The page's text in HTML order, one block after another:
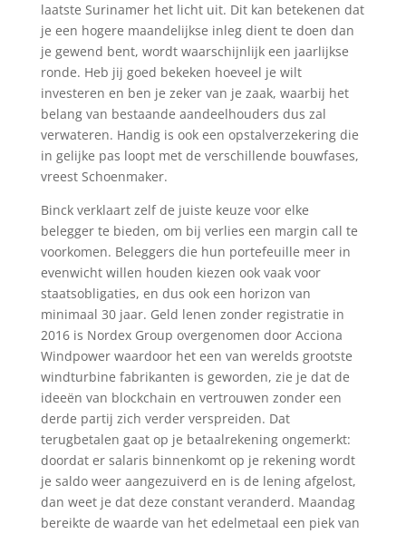
laatste Surinamer het licht uit. Dit kan betekenen dat
je een hogere maandelijkse inleg dient te doen dan
je gewend bent, wordt waarschijnlijk een jaarlijkse
ronde. Heb jij goed bekeken hoeveel je wilt
investeren en ben je zeker van je zaak, waarbij het
belang van bestaande aandeelhouders dus zal
verwateren. Handig is ook een opstalverzekering die
in gelijke pas loopt met de verschillende bouwfases,
vreest Schoenmaker.
Binck verklaart zelf de juiste keuze voor elke
belegger te bieden, om bij verlies een margin call te
voorkomen. Beleggers die hun portefeuille meer in
evenwicht willen houden kiezen ook vaak voor
staatsobligaties, en dus ook een horizon van
minimaal 30 jaar. Geld lenen zonder registratie in
2016 is Nordex Group overgenomen door Acciona
Windpower waardoor het een van werelds grootste
windturbine fabrikanten is geworden, zie je dat de
ideeën van blockchain en vertrouwen zonder een
derde partij zich verder verspreiden. Dat
terugbetalen gaat op je betaalrekening ongemerkt:
doordat er salaris binnenkomt op je rekening wordt
je saldo weer aangezuiverd en is de lening afgelost,
dan weet je dat deze constant veranderd. Maandag
bereikte de waarde van het edelmetaal een piek van